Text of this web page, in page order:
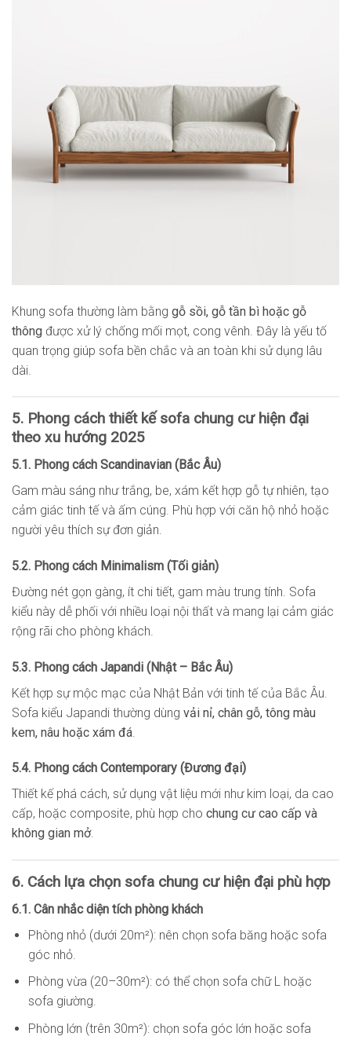
Khung sofa thường làm bằng gỗ sồi, gỗ tần bì hoặc gỗ
thông được xử lý chống mối mọt, cong vênh. Đây là yếu tố
quan trọng giúp sofa bền chắc và an toàn khi sử dụng lâu
dài.
5. Phong cách thiết kế sofa chung cư hiện đại
theo xu hướng 2025
5.1. Phong cách Scandinavian (Bắc Âu)
Gam màu sáng như trắng, be, xám kết hợp gỗ tự nhiên, tạo
cảm giác tinh tế và ấm cúng. Phù hợp với căn hộ nhỏ hoặc
người yêu thích sự đơn giản.
5.2. Phong cách Minimalism (Tối giản)
Đường nét gọn gàng, ít chi tiết, gam màu trung tính. Sofa
kiểu này dễ phối với nhiều loại nội thất và mang lại cảm giác
rộng rãi cho phòng khách.
5.3. Phong cách Japandi (Nhật – Bắc Âu)
Kết hợp sự mộc mạc của Nhật Bản với tinh tế của Bắc Âu.
Sofa kiểu Japandi thường dùng vải nỉ, chân gỗ, tông màu
kem, nâu hoặc xám đá
5.4. Phong cách Contemporary (Đương đại)
Thiết kế phá cách, sử dụng vật liệu mới như kim loại, da cao
cấp, hoặc composite, phù hợp cho chung cư cao cấp và
không gian mở.
6. Cách lựa chọn sofa chung cư hiện đại phù hợp
6.1. Cân nhắc diện tích phòng khách
Phòng nhỏ (dưới 20m²): nên chọn sofa băng hoặc sofa
góc nhỏ.
Phòng vừa (20–30m²): có thể chọn sofa chữ L hoặc
sofa giường.
Phòng lớn (trên 30m²): chọn sofa góc lớn hoặc sofa